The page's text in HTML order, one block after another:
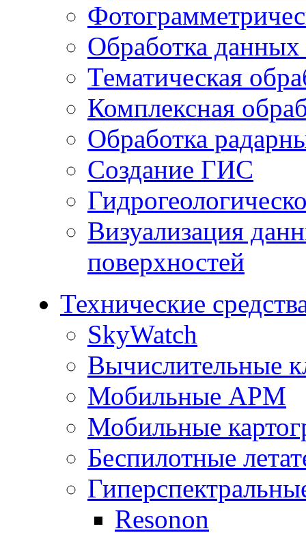
Обработка
Тематическая
Комплексная
Обработка
Создание ГИС
Визуализация
поверхностей
Технические
SkyWatch
Вычислительные
Мобильные АРМ
Мобильные
Беспилотные
Resonon